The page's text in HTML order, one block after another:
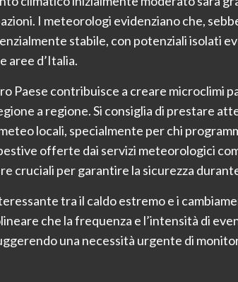
I meteorologi evidenziano che,
stabile, con potenziali isolati
aree d’Italia.
Paese contribuisce a creare microclimi
a regione. Si consiglia di prestare
locali, specialmente per chi
offerte dai servizi meteorologici
cruciali per garantire la sicurezza
tra il caldo estremo e i
che la frequenza e l’intensità di
una necessità urgente di